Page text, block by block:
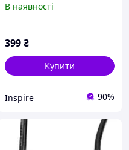
В наявності
399₴
Купити
Inspire 90%